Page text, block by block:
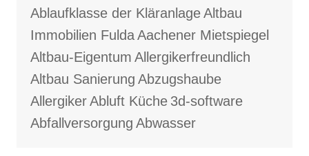
Ablaufklasse der KläranlageAltbau
Immobilien FuldaAachener Mietspiegel
Altbau-Eigentum Allergikerfreundlich
Altbau Sanierung Abzugshaube
AllergikerAbluft Küche 3d-software
Abfallversorgung Abwasser